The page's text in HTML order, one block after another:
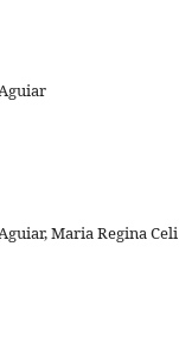
Maria Regina Celi